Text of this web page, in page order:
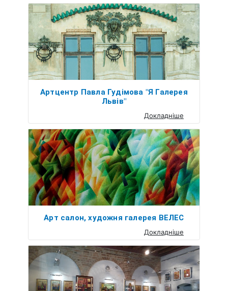
Артцентр Павла Гудімова "Я Галерея
Львів"
Докладніше
Арт салон, художня галерея ВЕЛЕС
Докладніше